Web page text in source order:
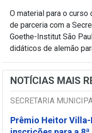
O material para o
de parceria com a
Goethe-Institut São
didáticos de alemão
NOTÍCIAS MAIS
SECRETARIA
Prêmio Heitor